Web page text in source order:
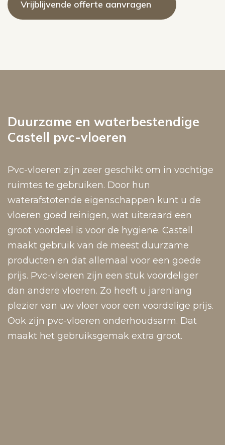
Vrijblijvende offerte aanvragen
Duurzame en waterbestendige
Castell pvc-vloeren
Pvc-vloeren zijn zeer geschikt om in vochtige
ruimtes te gebruiken. Door hun
waterafstotende eigenschappen kunt u de
vloeren goed reinigen, wat uiteraard een
groot voordeel is voor de hygiëne. Castell
maakt gebruik van de meest duurzame
producten en dat allemaal voor een goede
prijs. Pvc-vloeren zijn een stuk voordeliger
dan andere vloeren. Zo heeft u jarenlang
plezier van uw vloer voor een voordelige prijs.
Ook zijn pvc-vloeren onderhoudsarm. Dat
maakt het gebruiksgemak extra groot.